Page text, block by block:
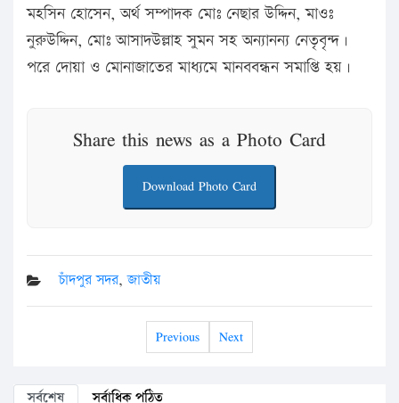
মহসিন হোসেন, অর্থ সম্পাদক মোঃ নেছার উদ্দিন, মাওঃ
নুরুউদ্দিন, মোঃ আসাদউল্লাহ সুমন সহ অন্যানন্য নেতৃবৃন্দ।
পরে দোয়া ও মোনাজাতের মাধ্যমে মানববন্ধন সমাপ্তি হয়।
Share this news as a Photo Card
Download Photo Card
চাঁদপুর সদর,জাতীয়
Previous Next
সর্বশেষ সর্বাধিক পঠিত